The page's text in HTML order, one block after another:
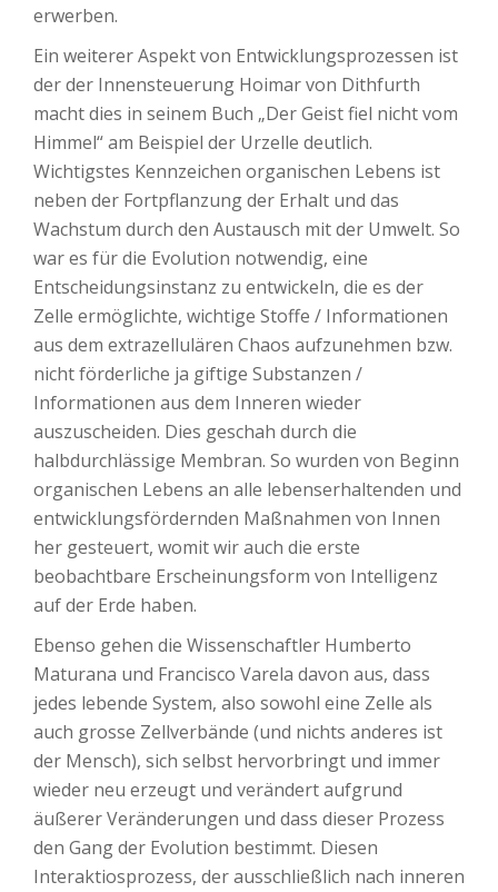
erwerben.
Ein weiterer Aspekt von Entwicklungsprozessen ist
der der Innensteuerung Hoimar von Dithfurth
macht dies in seinem Buch „Der Geist fiel nicht vom
Himmel“ am Beispiel der Urzelle deutlich.
Wichtigstes Kennzeichen organischen Lebens ist
neben der Fortpflanzung der Erhalt und das
Wachstum durch den Austausch mit der Umwelt. So
war es für die Evolution notwendig, eine
Entscheidungsinstanz zu entwickeln, die es der
Zelle ermöglichte, wichtige Stoffe / Informationen
aus dem extrazellulären Chaos aufzunehmen bzw.
nicht förderliche ja giftige Substanzen /
Informationen aus dem Inneren wieder
auszuscheiden. Dies geschah durch die
halbdurchlässige Membran. So wurden von Beginn
organischen Lebens an alle lebenserhaltenden und
entwicklungsfördernden Maßnahmen von Innen
her gesteuert, womit wir auch die erste
beobachtbare Erscheinungsform von Intelligenz
auf der Erde haben.
Ebenso gehen die Wissenschaftler Humberto
Maturana und Francisco Varela davon aus, dass
jedes lebende System, also sowohl eine Zelle als
auch grosse Zellverbände (und nichts anderes ist
der Mensch), sich selbst hervorbringt und immer
wieder neu erzeugt und verändert aufgrund
äußerer Veränderungen und dass dieser Prozess
den Gang der Evolution bestimmt. Diesen
Interaktiosprozess, der ausschließlich nach inneren